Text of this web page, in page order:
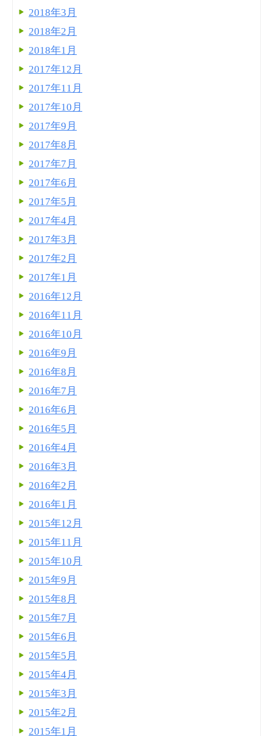
2018年3月
2018年2月
2018年1月
2017年12月
2017年11月
2017年10月
2017年9月
2017年8月
2017年7月
2017年6月
2017年5月
2017年4月
2017年3月
2017年2月
2017年1月
2016年12月
2016年11月
2016年10月
2016年9月
2016年8月
2016年7月
2016年6月
2016年5月
2016年4月
2016年3月
2016年2月
2016年1月
2015年12月
2015年11月
2015年10月
2015年9月
2015年8月
2015年7月
2015年6月
2015年5月
2015年4月
2015年3月
2015年2月
2015年1月